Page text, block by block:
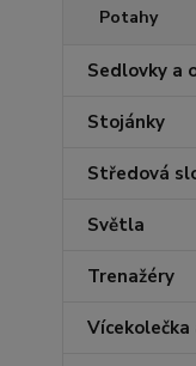
Potahy
Sedlovky a
Stojánky
Středová
Světla
Trenažéry